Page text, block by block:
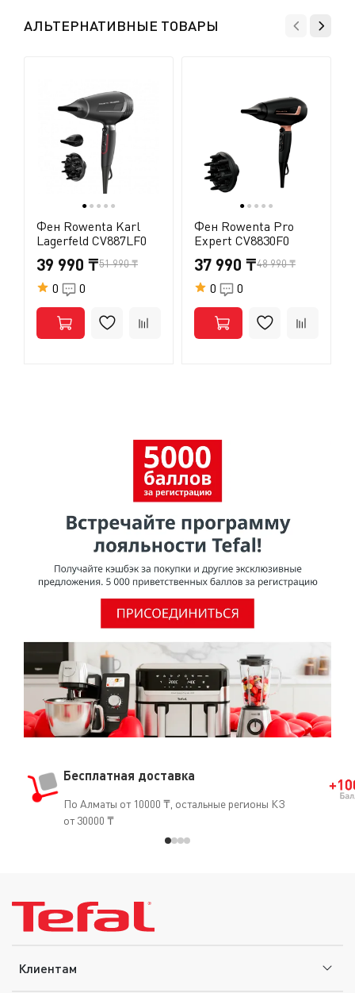
АЛЬТЕРНАТИВНЫЕ ТОВАРЫ
● ● ● ● ●
Фен Rowenta Karl
Lagerfeld CV887LF0
39 990 ₸51 990 ₸
0 0
● ● ● ● ●
Фен Rowenta Pro
Expert CV8830F0
37 990 ₸48 990 ₸
0 0
Бесплатная доставка
По Алматы от 10000 ₸, остальные регионы КЗ
от 30000 ₸
Клиентам